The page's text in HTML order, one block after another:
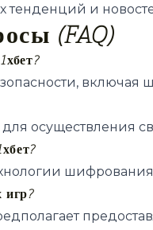
тенденций и
(FAQ)
осуществления
игр?